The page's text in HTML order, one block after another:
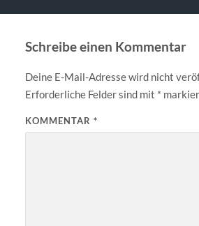
Schreibe einen Kommentar
Deine E-Mail-Adresse wird nicht
Erforderliche Felder sind mit *
KOMMENTAR *